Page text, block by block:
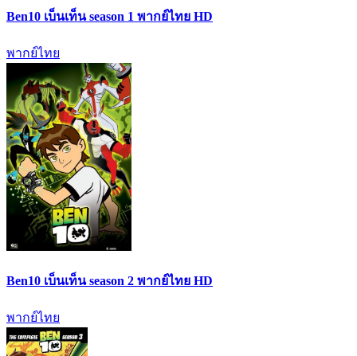
Ben10 เบ็นเท็น season 1 พากย์ไทย HD
พากย์ไทย
Ben10 เบ็นเท็น season 2 พากย์ไทย HD
พากย์ไทย